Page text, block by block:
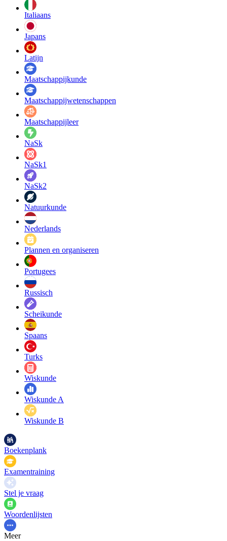
Italiaans
Japans
Latijn
Maatschappij­kunde
Maatschappij­wetenschappen
Maatschappijleer
NaSk
NaSk1
NaSk2
Natuurkunde
Nederlands
Plannen en organiseren
Portugees
Russisch
Scheikunde
Spaans
Turks
Wiskunde
Wiskunde A
Wiskunde B
Boekenplank
Examentraining
Stel je vraag
Woordenlijsten
Meer